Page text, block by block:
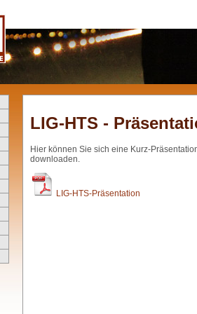
LIG-HTS -
Hier können Sie sich eine Kurz-
downloaden.
LIG-HTS-Präsentation